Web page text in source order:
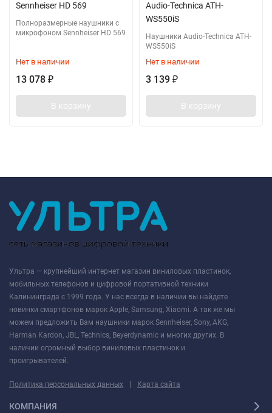
Sennheiser HD 569
Полноразмерные наушники с
микрофоном Sennheiser HD 569
Нет в наличии
13 078 ₽
В корзину
Audio-Technica ATH-
WS550iS
Наушники Audio-Technica ATH-
WS550iS
Нет в наличии
3 139 ₽
В корзину
Ультра — крупнейший интернет магазин виниловых пластинок,
мобильных телефонов и цифровой портативной техники
Калининграда с 1999 года. У нас всегда в наличии вы найдете
новинки смартфонов марок Apple, Samsung, Xiaomi. А так же мы
можем предложить Вам наушники марок Sennheiser, Sony, AKG,
Harman Kardon, JBL, Technics, Beyerdynamic и многих других. В
наличии огромный выбор виниловых пластинок и
проигрывателей.
Политика персональных данных | Карта сайта
КОМПАНИЯ